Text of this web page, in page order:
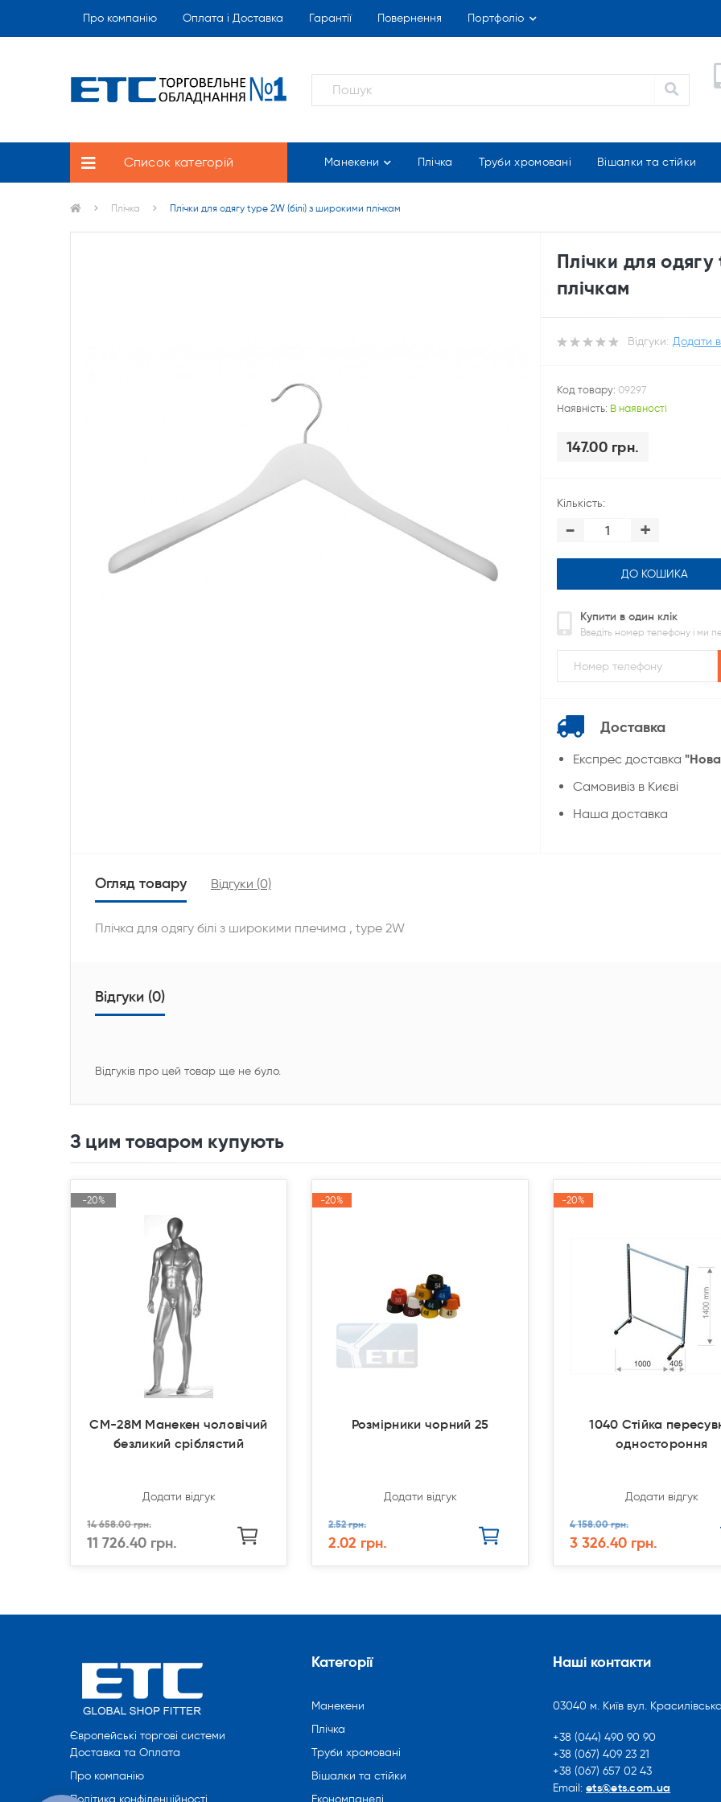
Про компанію Оплата і Доставка Гарантії Повернення Портфоліо
Список категорій Манекени Плічка Труби хромовані Вішалки та стійки
Плічка Плічки для одягу type 2W (білі) з широкими плічкам
Плічки для
плічкам
Відгуки: Додати
Код товару: 09297
Наявність: В наявності
147.00 грн.
Кількість:
- +
ДО КОШИКА
Купити в один клік
Введіть номер телефону і ми
Доставка
Експрес доставка
Cамовивіз в Києві
Наша доставка
Огляд товару Відгуки (0)
Плічка для одягу білі з широкими плечима , type 2W
Відгуки (0)
Відгуків про цей товар ще не було.
З цим товаром купують
-20%
-20%
СМ-28М Манекен чоловічий
безликий сріблястий
Додати відгук
14 658.00 грн.
11 726.40 грн.
-20%
-20%
Розмірники чорний 25
Додати відгук
2.52 грн.
2.02 грн.
-20%
-20%
1040 Стійка
одностороння
Додати відгук
4 158.00 грн.
3 326.40 грн.
Європейські торгові системи
Доставка та Оплата
Про компанію
Категорії
Манекени
Плічка
Труби хромовані
Вішалки та стійки
Економпанелі
Наші контакти
03040 м. Київ вул.
+38 (044) 490 90 90
+38 (067) 409 23 21
+38 (067) 657 02 43
Email: ets@ets.com.ua